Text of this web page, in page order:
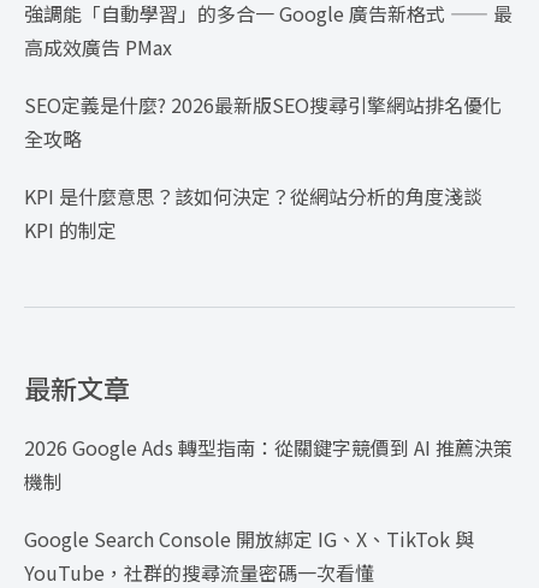
強調能「自動學習」的多合一 Google 廣告新格式 —— 最
高成效廣告 PMax
SEO定義是什麼? 2026最新版SEO搜尋引擎網站排名優化
全攻略
KPI 是什麼意思？該如何決定？從網站分析的角度淺談
KPI 的制定
最新文章
2026 Google Ads 轉型指南：從關鍵字競價到 AI 推薦決策
機制
Google Search Console 開放綁定 IG、X、TikTok 與
YouTube，社群的搜尋流量密碼一次看懂